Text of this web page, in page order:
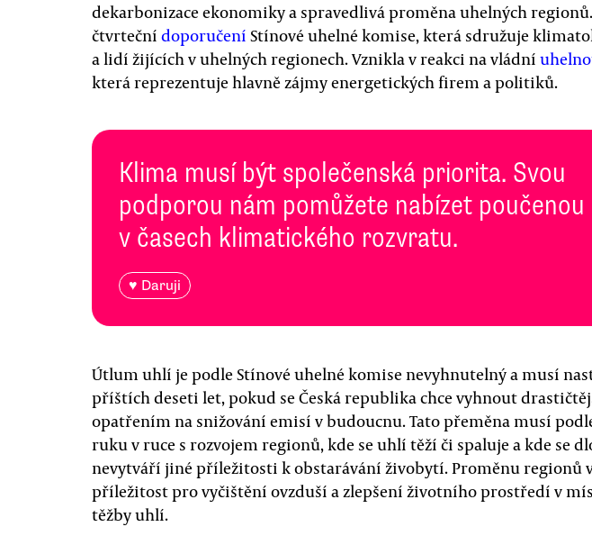
dekarbonizace ekonomiky a spravedlivá proměna uhelných
čtvrteční doporučení Stínové uhelné komise, která sdružuje
a lidí žijících v uhelných regionech. Vznikla v reakci na vládní
která reprezentuje hlavně zájmy energetických firem a politiků.
Klima musí být společenská priorita. Svou
podporou nám pomůžete nabízet poučenou
v časech klimatického rozvratu.
♥ Daruji
Útlum uhlí je podle Stínové uhelné komise nevyhnutelný a musí
příštích deseti let, pokud se Česká republika chce vyhnout
opatřením na snižování emisí v budoucnu. Tato přeměna musí
ruku v ruce s rozvojem regionů, kde se uhlí těží či spaluje a kde se
nevytváří jiné příležitosti k obstarávání živobytí. Proměnu regionů
příležitost pro vyčištění ovzduší a zlepšení životního prostředí v
těžby uhlí.